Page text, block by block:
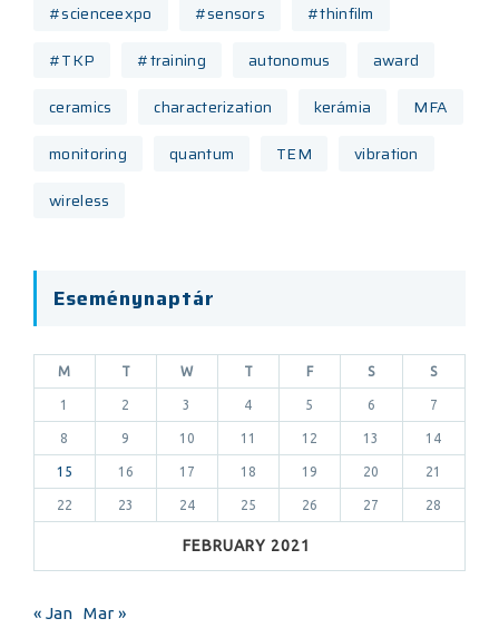
#scienceexpo
#sensors
#thinfilm
#TKP
#training autonomus
award
ceramics
characterization kerámia
MFA
monitoring
quantum TEM
vibration
wireless
Eseménynaptár
FEBRUARY 2021
M T W T F S S
1 2 3 4 5 6 7
8 9 10 11 12 13 14
15 16 17 18 19 20 21
22 23 24 25 26 27 28
« Jan Mar »